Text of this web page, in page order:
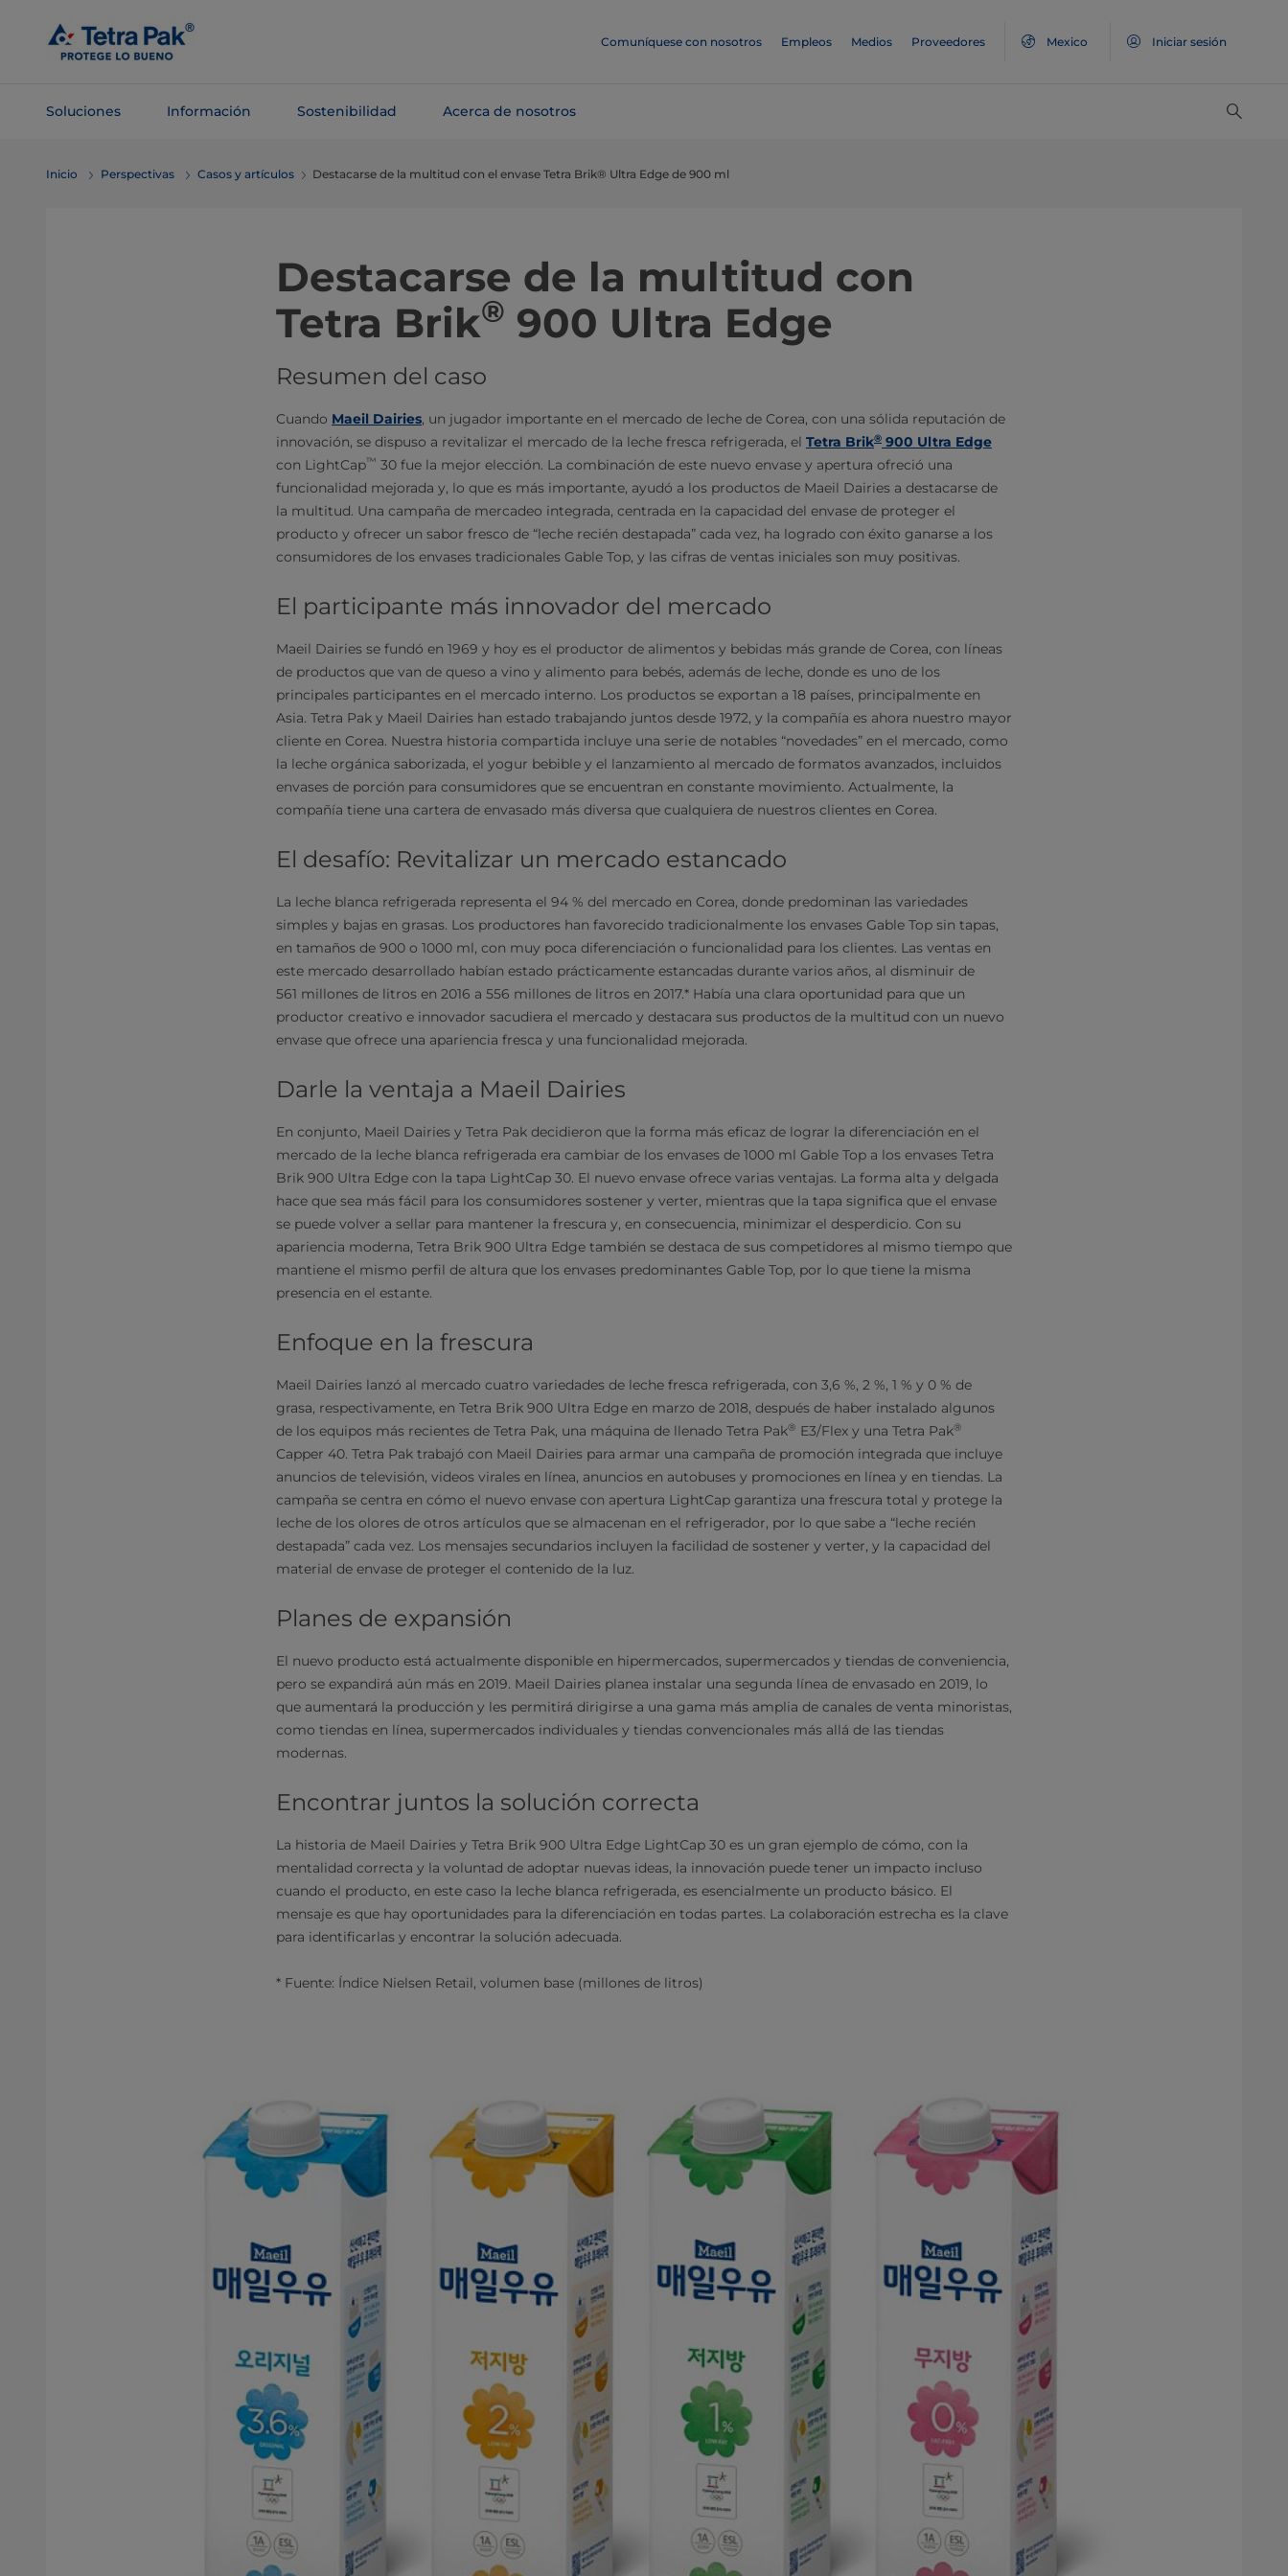
contenido
principal
Comuníquese con nosotros Empleos Medios Proveedores Mexico Iniciar sesión
Soluciones Información Sostenibilidad Acerca de nosotros
navegación
Inicio Perspectivas Casos y artículos Destacarse de la multitud con el envase Tetra Brik® Ultra Edge de 900 ml
Destacarse de la multitud con
Tetra Brik® 900 Ultra Edge
Resumen del caso
Cuando Maeil Dairies, un jugador importante en el mercado de leche de Corea, con una sólida reputación de
innovación, se dispuso a revitalizar el mercado de la leche fresca refrigerada, el Tetra Brik® 900 Ultra Edge
con LightCap™ 30 fue la mejor elección. La combinación de este nuevo envase y apertura ofreció una
funcionalidad mejorada y, lo que es más importante, ayudó a los productos de Maeil Dairies a destacarse de
la multitud. Una campaña de mercadeo integrada, centrada en la capacidad del envase de proteger el
producto y ofrecer un sabor fresco de “leche recién destapada” cada vez, ha logrado con éxito ganarse a los
consumidores de los envases tradicionales Gable Top, y las cifras de ventas iniciales son muy positivas.
El participante más innovador del mercado
Maeil Dairies se fundó en 1969 y hoy es el productor de alimentos y bebidas más grande de Corea, con líneas
de productos que van de queso a vino y alimento para bebés, además de leche, donde es uno de los
principales participantes en el mercado interno. Los productos se exportan a 18 países, principalmente en
Asia. Tetra Pak y Maeil Dairies han estado trabajando juntos desde 1972, y la compañía es ahora nuestro mayor
cliente en Corea. Nuestra historia compartida incluye una serie de notables “novedades” en el mercado, como
la leche orgánica saborizada, el yogur bebible y el lanzamiento al mercado de formatos avanzados, incluidos
envases de porción para consumidores que se encuentran en constante movimiento. Actualmente, la
compañía tiene una cartera de envasado más diversa que cualquiera de nuestros clientes en Corea.
El desafío: Revitalizar un mercado estancado
La leche blanca refrigerada representa el 94 % del mercado en Corea, donde predominan las variedades
simples y bajas en grasas. Los productores han favorecido tradicionalmente los envases Gable Top sin tapas,
en tamaños de 900 o 1000 ml, con muy poca diferenciación o funcionalidad para los clientes. Las ventas en
este mercado desarrollado habían estado prácticamente estancadas durante varios años, al disminuir de
561 millones de litros en 2016 a 556 millones de litros en 2017.* Había una clara oportunidad para que un
productor creativo e innovador sacudiera el mercado y destacara sus productos de la multitud con un nuevo
envase que ofrece una apariencia fresca y una funcionalidad mejorada.
Darle la ventaja a Maeil Dairies
En conjunto, Maeil Dairies y Tetra Pak decidieron que la forma más eficaz de lograr la diferenciación en el
mercado de la leche blanca refrigerada era cambiar de los envases de 1000 ml Gable Top a los envases Tetra
Brik 900 Ultra Edge con la tapa LightCap 30. El nuevo envase ofrece varias ventajas. La forma alta y delgada
hace que sea más fácil para los consumidores sostener y verter, mientras que la tapa significa que el envase
se puede volver a sellar para mantener la frescura y, en consecuencia, minimizar el desperdicio. Con su
apariencia moderna, Tetra Brik 900 Ultra Edge también se destaca de sus competidores al mismo tiempo que
mantiene el mismo perfil de altura que los envases predominantes Gable Top, por lo que tiene la misma
presencia en el estante.
Enfoque en la frescura
Maeil Dairies lanzó al mercado cuatro variedades de leche fresca refrigerada, con 3,6 %, 2 %, 1 % y 0 % de
grasa, respectivamente, en Tetra Brik 900 Ultra Edge en marzo de 2018, después de haber instalado algunos
de los equipos más recientes de Tetra Pak, una máquina de llenado Tetra Pak® E3/Flex y una Tetra Pak®
Capper 40. Tetra Pak trabajó con Maeil Dairies para armar una campaña de promoción integrada que incluye
anuncios de televisión, videos virales en línea, anuncios en autobuses y promociones en línea y en tiendas. La
campaña se centra en cómo el nuevo envase con apertura LightCap garantiza una frescura total y protege la
leche de los olores de otros artículos que se almacenan en el refrigerador, por lo que sabe a “leche recién
destapada” cada vez. Los mensajes secundarios incluyen la facilidad de sostener y verter, y la capacidad del
material de envase de proteger el contenido de la luz.
Planes de expansión
El nuevo producto está actualmente disponible en hipermercados, supermercados y tiendas de conveniencia,
pero se expandirá aún más en 2019. Maeil Dairies planea instalar una segunda línea de envasado en 2019, lo
que aumentará la producción y les permitirá dirigirse a una gama más amplia de canales de venta minoristas,
como tiendas en línea, supermercados individuales y tiendas convencionales más allá de las tiendas
modernas.
Encontrar juntos la solución correcta
La historia de Maeil Dairies y Tetra Brik 900 Ultra Edge LightCap 30 es un gran ejemplo de cómo, con la
mentalidad correcta y la voluntad de adoptar nuevas ideas, la innovación puede tener un impacto incluso
cuando el producto, en este caso la leche blanca refrigerada, es esencialmente un producto básico. El
mensaje es que hay oportunidades para la diferenciación en todas partes. La colaboración estrecha es la clave
para identificarlas y encontrar la solución adecuada.
* Fuente: Índice Nielsen Retail, volumen base (millones de litros)